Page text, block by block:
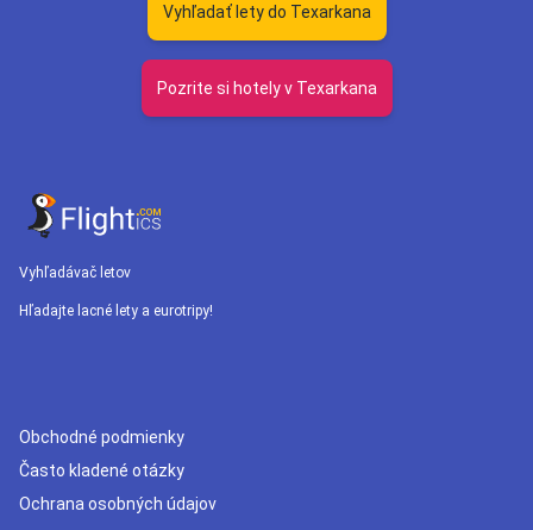
Vyhľadať lety do Texarkana
Pozrite si hotely v Texarkana
Vyhľadávač letov
Hľadajte lacné lety a eurotripy!
Obchodné podmienky
Často kladené otázky
Ochrana osobných údajov